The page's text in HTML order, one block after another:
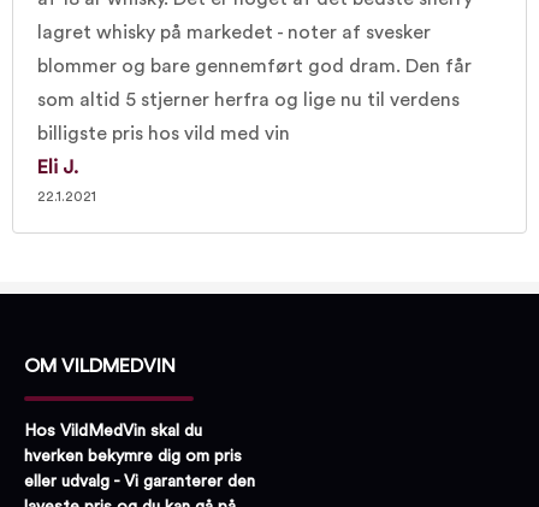
lagret whisky på markedet - noter af svesker
blommer og bare gennemført god dram. Den får
som altid 5 stjerner herfra og lige nu til verdens
billigste pris hos vild med vin
Eli J.
22.1.2021
OM VILDMEDVIN
Hos VildMedVin skal du
hverken bekymre dig om pris
eller udvalg - Vi garanterer den